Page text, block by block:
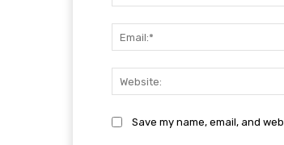
Save my name, email, and